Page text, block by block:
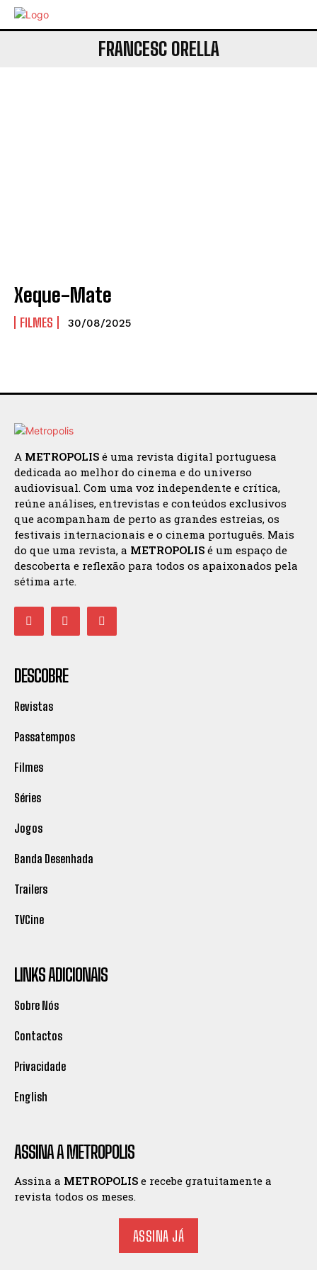
FRANCESC ORELLA
Xeque-Mate
FILMES 30/08/2025
A METROPOLIS é uma revista digital portuguesa
dedicada ao melhor do cinema e do universo
audiovisual. Com uma voz independente e crítica,
reúne análises, entrevistas e conteúdos exclusivos
que acompanham de perto as grandes estreias, os
festivais internacionais e o cinema português. Mais
do que uma revista, a METROPOLIS é um espaço de
descoberta e reflexão para todos os apaixonados pela
sétima arte.
DESCOBRE
Revistas
Passatempos
Filmes
Séries
Jogos
Banda Desenhada
Trailers
TVCine
LINKS ADICIONAIS
Sobre Nós
Contactos
Privacidade
English
ASSINA A METROPOLIS
Assina a METROPOLIS e recebe gratuitamente a
revista todos os meses.
ASSINA JÁ